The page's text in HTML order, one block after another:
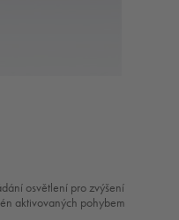
osvětlení pro zvýšení
aktivovaných pohybem